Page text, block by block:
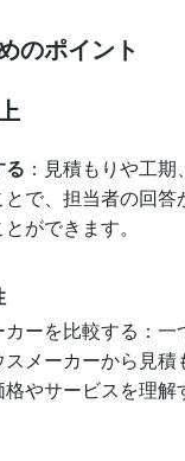
のポイント
る ：見積もりや工
で、担当者の回答
ができます。
ーを比較する：
メーカーから見積
やサービスを理解